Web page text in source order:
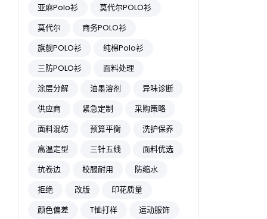
亚麻Polo衫
莫代尔POLO衫
莫代尔
商务POLO衫
旗舰POLO衫
纯棉Polo衫
三防POLO衫
面料处理
涂层分解
油墨溶剂
异味诊断
供应商
紧急定制
采购策略
面料混纺
预算平衡
洗护保养
高温定型
三针五线
面料优选
抗卷边
校服耐用
防缩水
拒绝
改版
印花质量
颜色偏差
T恤打样 运动服饰